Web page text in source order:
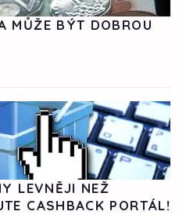
MŮŽE BÝT DOBROU
LEVNĚJI NEŽ
CASHBACK PORTÁL!